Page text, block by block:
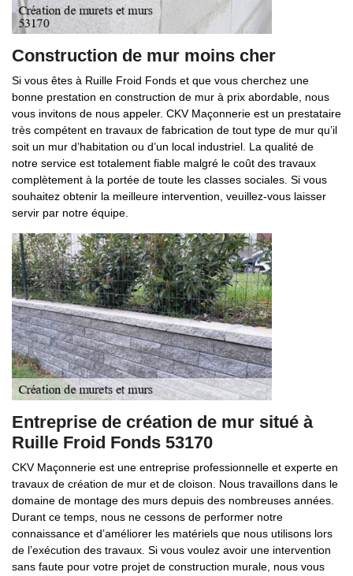
Construction de mur moins cher
Si vous êtes à Ruille Froid Fonds et que vous cherchez une
bonne prestation en construction de mur à prix abordable, nous
vous invitons de nous appeler. CKV Maçonnerie est un prestataire
très compétent en travaux de fabrication de tout type de mur qu’il
soit un mur d’habitation ou d’un local industriel. La qualité de
notre service est totalement fiable malgré le coût des travaux
complètement à la portée de toute les classes sociales. Si vous
souhaitez obtenir la meilleure intervention, veuillez-vous laisser
servir par notre équipe.
Entreprise de création de mur situé à
Ruille Froid Fonds 53170
CKV Maçonnerie est une entreprise professionnelle et experte en
travaux de création de mur et de cloison. Nous travaillons dans le
domaine de montage des murs depuis des nombreuses années.
Durant ce temps, nous ne cessons de performer notre
connaissance et d’améliorer les matériels que nous utilisons lors
de l’exécution des travaux. Si vous voulez avoir une intervention
sans faute pour votre projet de construction murale, nous vous